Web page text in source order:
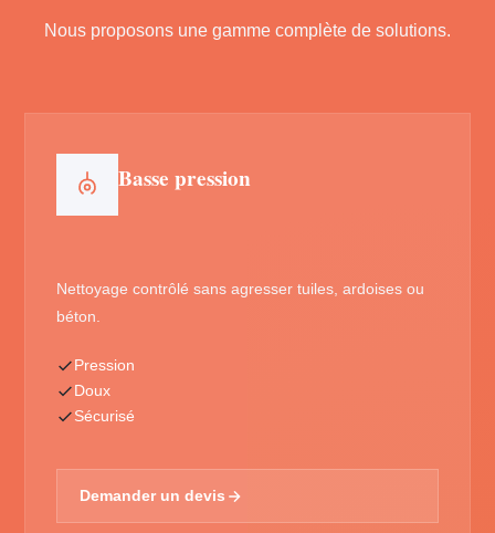
Nous proposons une gamme complète de solutions.
Basse pression
Nettoyage contrôlé sans agresser tuiles, ardoises ou
béton.
Pression
Doux
Sécurisé
Demander un devis